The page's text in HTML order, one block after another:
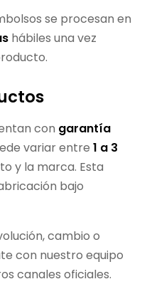
se procesan en
hábiles una vez
con garantía
variar entre 1 a 3
y la marca. Esta
bajo
cambio o
con nuestro equipo
canales oficiales.